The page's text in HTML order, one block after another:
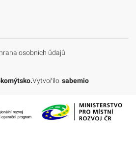
osobních ůdajů
Vytvořilo sabemio